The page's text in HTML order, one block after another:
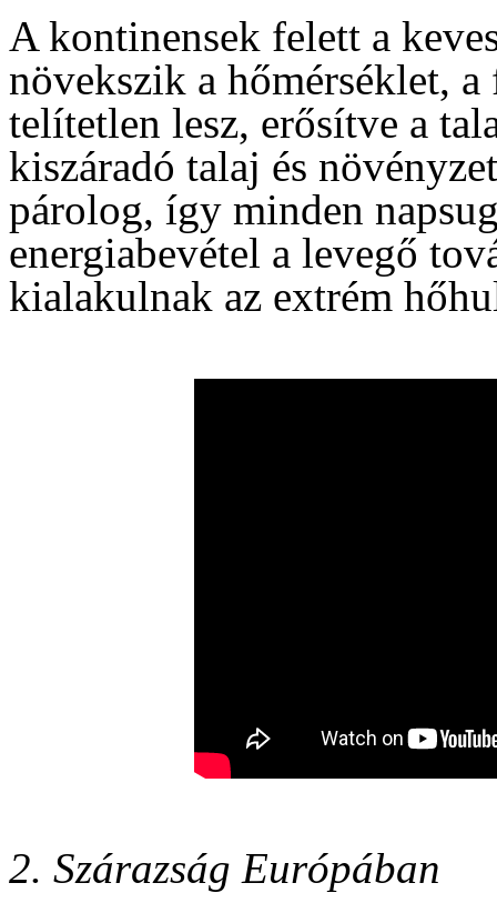
A kontinensek felett a
növekszik a hőmérséklet,
telítetlen lesz, erősítve a
kiszáradó talaj és
párolog, így minden
energiabevétel a levegő
kialakulnak az extrém
2. Szárazság Európában